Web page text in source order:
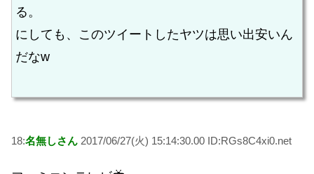
る。
にしても、このツイートしたヤツは思い出安いん
だなw
18:名無しさん 2017/06/27(火) 15:14:30.00 ID:RGs8C4xi0.net